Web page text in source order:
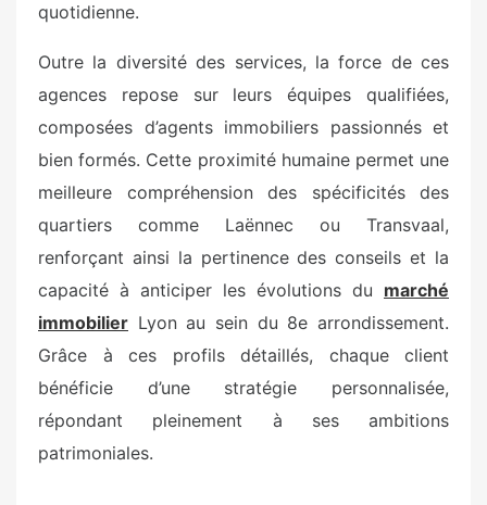
quotidienne.
Outre la diversité des services, la force de ces
agences repose sur leurs équipes qualifiées,
composées d’agents immobiliers passionnés et
bien formés. Cette proximité humaine permet une
meilleure compréhension des spécificités des
quartiers comme Laënnec ou Transvaal,
renforçant ainsi la pertinence des conseils et la
capacité à anticiper les évolutions du marché
immobilier Lyon au sein du 8e arrondissement.
Grâce à ces profils détaillés, chaque client
bénéficie d’une stratégie personnalisée,
répondant pleinement à ses ambitions
patrimoniales.